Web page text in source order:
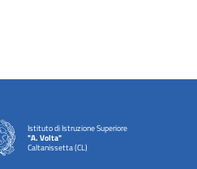
Istituto di Istruzione Superiore
"A. Volta"
Caltanissetta (CL)